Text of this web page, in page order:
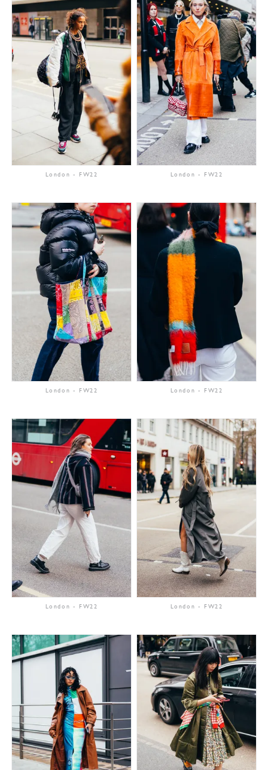
London - FW22 London - FW22
London - FW22 London - FW22
London - FW22 London - FW22